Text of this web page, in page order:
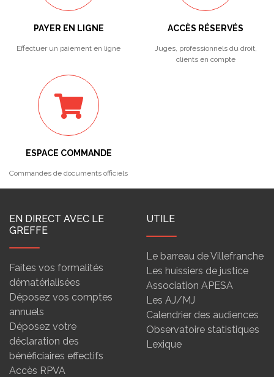
PAYER EN LIGNE
Effectuer un paiement en ligne
ACCÈS RÉSERVÉS
Juges, professionnels du droit,
clients en compte
ESPACE COMMANDE
Commandes de documents officiels
EN DIRECT AVEC LE
GREFFE
Faites vos formalités
dématérialisées
Déposez vos comptes
annuels
Déposez votre
déclaration des
bénéficiaires effectifs
Accès RPVA
UTILE
Le barreau de Villefranche
Les huissiers de justice
Association APESA
Les AJ/MJ
Calendrier des audiences
Observatoire statistiques
Lexique